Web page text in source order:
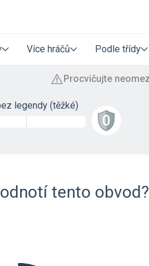
Více hráčů Podle třídy
legendy (těžké)
tento obvod?